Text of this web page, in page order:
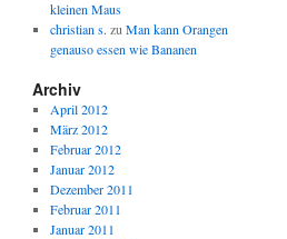
kleinen Maus
christian s. zu Man kann Orangen
genauso essen wie Bananen
Archiv
April 2012
März 2012
Februar 2012
Januar 2012
Dezember 2011
Februar 2011
Januar 2011